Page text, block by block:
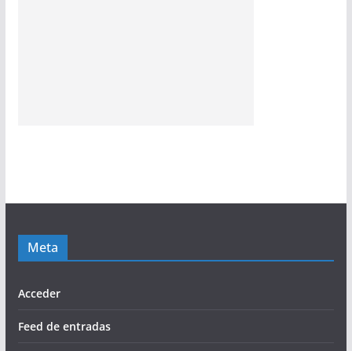
Meta
Acceder
Feed de entradas